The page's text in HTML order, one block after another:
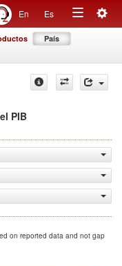
En Es
Toggle
País
PIB
on reported data and not gap